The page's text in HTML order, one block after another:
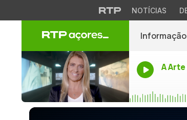
NOTÍCIAS
Informação
A